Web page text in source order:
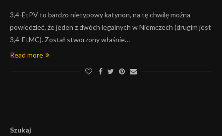
3,4-EtPV to bardzo nietypowy katynon, na tę chwilę można
powiedzieć, że jeden z dwóch legalnych w Niemczech (drugim jest
3,4-EtMC). Został stworzony właśnie…
Read more
Szukaj